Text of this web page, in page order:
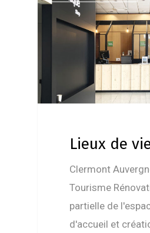
Lieux de
Clermont
Tourisme
partielle de
d'accueil et